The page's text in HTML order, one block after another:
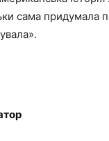
сама придумала